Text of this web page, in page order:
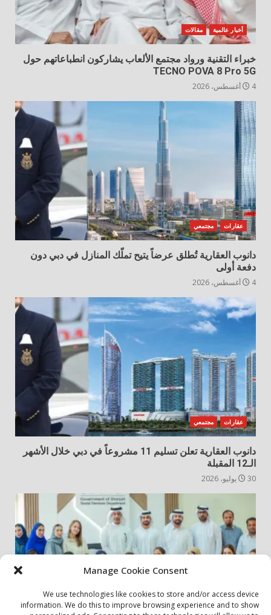
Manage Cookie Consent
We use technologies like cookies to store and/or access device
information. We do this to improve browsing experience and to show
أخبار عالمية مقالات
خبراء التقنية ورواد مجتمع الألعاب يشاركون انطباعاتهم حول
TECNO POVA 8 Pro 5G
4 أغسطس، 2026
عقارات مجتمعي
دانوب العقارية تُطلق عرضاً يتيح تملّك المنازل في دبي دون
دفعة أولى
4 أغسطس، 2026
عقارات مجتمعي
دانوب العقارية تعلن تسليم 11 مشروعاً في دبي خلال الأشهر
الـ12 المقبلة
30 يوليو، 2026